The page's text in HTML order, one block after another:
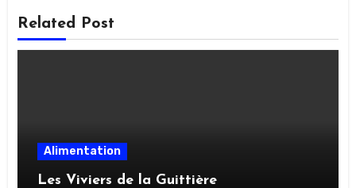
Related Post
Alimentation
Les Viviers de la Guittière